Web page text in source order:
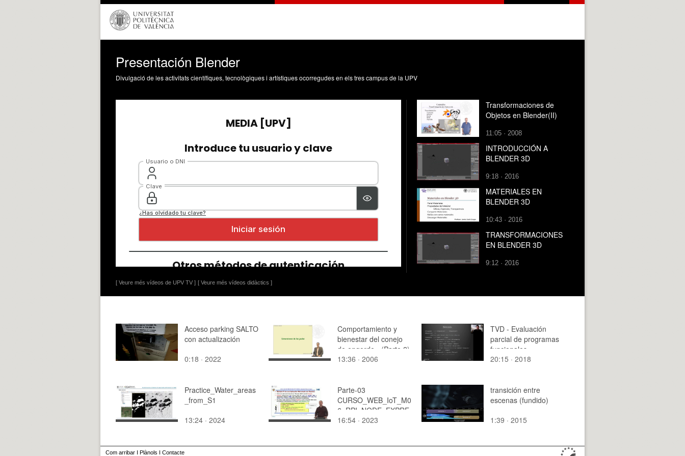
Presentación Blender
Divulgació de les activitats científiques, tecnològiques i artístiques ocorregudes en els tres campus de la UPV
[ Veure més vídeos de UPV TV ] [ Veure més vídeos didàctics ]
Transformaciones de
Objetos en Blender(II)
11:05 · 2008
INTRODUCCIÓN A
BLENDER 3D
9:18 · 2016
MATERIALES EN
BLENDER 3D
10:43 · 2016
TRANSFORMACIONES
EN BLENDER 3D
9:12 · 2016
Acceso parking SALTO
con actualización
0:18 · 2022
Comportamiento y
bienestar del conejo
de engorde - (Parte 2)
13:36 · 2006
TVD - Evaluación
parcial de programas
funcionales -
Introducción
20:15 · 2018
Practice_Water_areas
_from_S1
13:24 · 2024
Parte-03
CURSO_WEB_IoT_M0
6_RPI_NODE_EXPRE
SS
16:54 · 2023
transición entre
escenas (fundido)
1:39 · 2015
Com arribar I Plànols I Contacte